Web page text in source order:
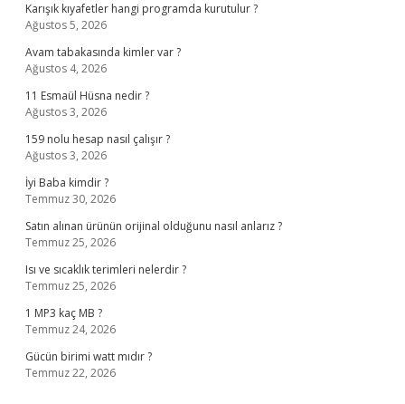
Karışık kıyafetler hangi programda kurutulur ?
Ağustos 5, 2026
Avam tabakasında kimler var ?
Ağustos 4, 2026
11 Esmaül Hüsna nedir ?
Ağustos 3, 2026
159 nolu hesap nasıl çalışır ?
Ağustos 3, 2026
İyi Baba kimdir ?
Temmuz 30, 2026
Satın alınan ürünün orijinal olduğunu nasıl anlarız ?
Temmuz 25, 2026
Isı ve sıcaklık terimleri nelerdir ?
Temmuz 25, 2026
1 MP3 kaç MB ?
Temmuz 24, 2026
Gücün birimi watt mıdır ?
Temmuz 22, 2026